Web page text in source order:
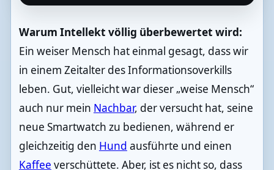
Warum Intellekt völlig überbewertet wird:
Ein weiser Mensch hat einmal gesagt, dass wir
in einem Zeitalter des Informationsoverkills
leben. Gut, vielleicht war dieser „weise Mensch“
auch nur mein Nachbar, der versucht hat, seine
neue Smartwatch zu bedienen, während er
gleichzeitig den Hund ausführte und einen
Kaffee verschüttete. Aber, ist es nicht so, dass